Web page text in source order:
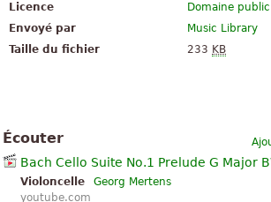
Licence
Domaine public
Envoyé par
Music Library
Taille du fichier
233 KB
Écouter
Bach Cello Suite No.1 Prelude G Major
Violoncelle
Georg Mertens
youtube.com